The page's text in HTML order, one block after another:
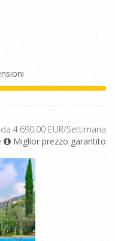
da 4.690,00 EUR/Settimana
Miglior prezzo garantito